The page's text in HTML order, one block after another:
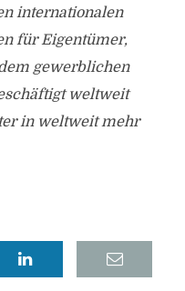
internationalen
für Eigentümer,
gewerblichen
weltweit
in weltweit mehr